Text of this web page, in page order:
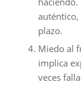
plazo.
Miedo al
implica
veces